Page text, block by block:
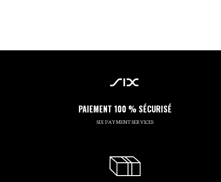
PAIEMENT 100 % SÉCURISÉ
SIX PAYMENT SERVICES